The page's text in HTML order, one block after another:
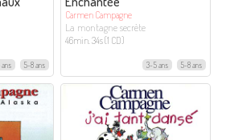
5-8 ans
Carmen Campagne
La montagne secrète
46min. 34s (1 CD)
3-5 ans 5-8 ans